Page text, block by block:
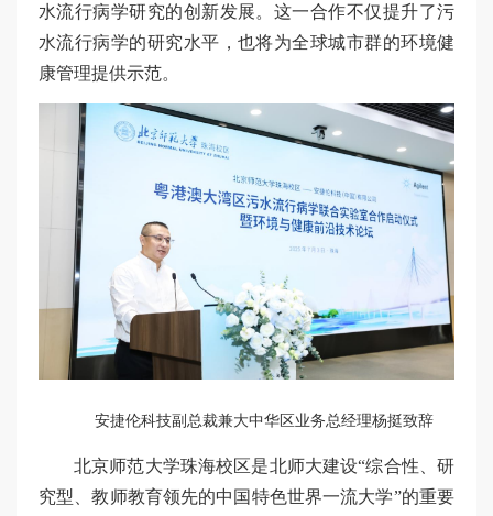
水流行病学研究的创新发展。这一合作不仅提升了污
水流行病学的研究水平，也将为全球城市群的环境健
康管理提供示范。
安捷伦科技副总裁兼大中华区业务总经理杨挺致辞
北京师范大学珠海校区是北师大建设“综合性、研
究型、教师教育领先的中国特色世界一流大学”的重要